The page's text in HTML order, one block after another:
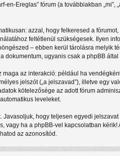
en-Ereglas” fórum (a továbbiakban
azzal, hogy felkeresed a
feltétlenül szükségesek. Ilyen
– ebben kerül tárolásra melyik
dokumentum, ugyanis csak a phpBB
az interakció: például ha
jelszót („a jelszavad”), illetve egy
kötelezősége az adott fórum
leveleket.
hogy teljesen egyedi
vagy ha a phpBB-vel kapcsolatban
az azonosítód.